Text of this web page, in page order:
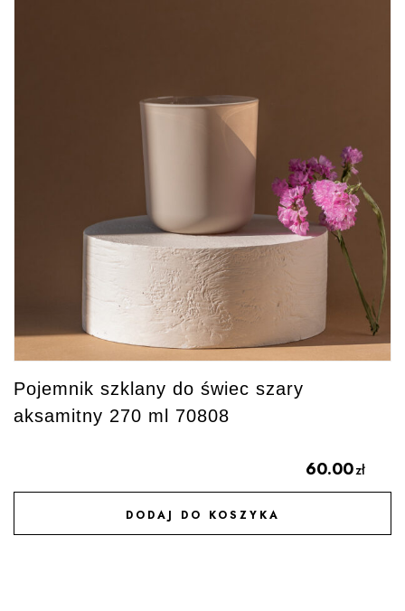
Pojemnik szklany do świec szary
aksamitny 270 ml 70808
60.00zł
DODAJ DO KOSZYKA
DODAJ DO ULUBIONYCH